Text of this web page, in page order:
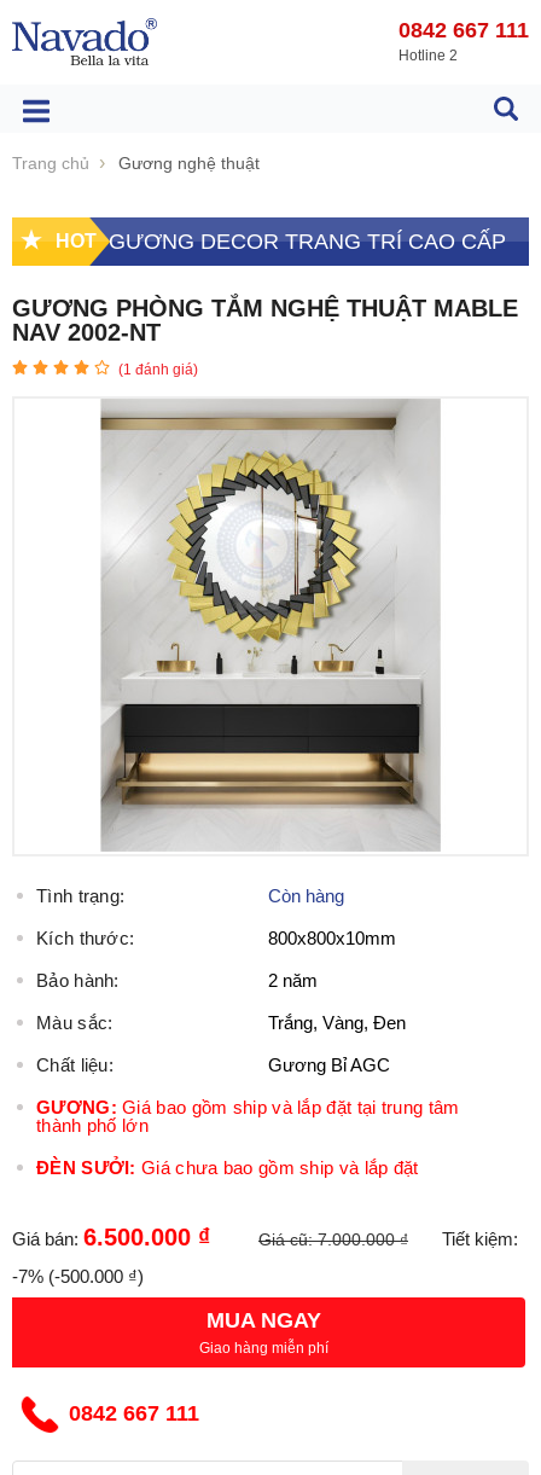
0842 667 111
Hotline 2
Trang chủ Gương nghệ thuật
HOT GƯƠNG DECOR TRANG TRÍ CAO CẤP
GƯƠNG PHÒNG TẮM NGHỆ THUẬT MABLE
NAV 2002-NT
(1 đánh giá)
Tình trạng: Còn hàng
Kích thước: 800x800x10mm
Bảo hành: 2 năm
Màu sắc: Trắng, Vàng, Đen
Chất liệu: Gương Bỉ AGC
GƯƠNG: Giá bao gồm ship và lắp đặt tại trung tâm
thành phố lớn
ĐÈN SƯỞI: Giá chưa bao gồm ship và lắp đặt
Giá bán: 6.500.000 ₫ Giá cũ:7.000.000 ₫
Tiết kiệm:
-7% (-500.000 ₫)
MUA NGAY
Giao hàng miễn phí
0842 667 111